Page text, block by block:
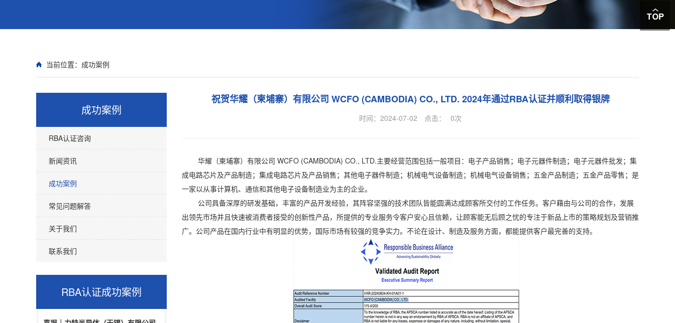
当前位置： 成功案例
成功案例
RBA认证咨询
新闻资讯
成功案例
常见问题解答
关于我们
联系我们
RBA认证成功案例
祝贺华耀（柬埔寨）有限公司 WCFO (CAMBODIA) CO., LTD. 2024年通过RBA认证并顺利取得银牌
时间：2024-07-02 点击： 0次
华耀（柬埔寨）有限公司 WCFO (CAMBODIA) CO., LTD.主要经营范围包括一般项目：电子产品销售；电子元器件制造；电子元器件批发；集
成电路芯片及产品制造；集成电路芯片及产品销售；其他电子器件制造；机械电气设备制造；机械电气设备销售；五金产品制造；五金产品零售；是
一家以从事计算机、通信和其他电子设备制造业为主的企业。
公司具备深厚的研发基础，丰富的产品开发经验，其阵容坚强的技术团队皆能圆满达成顾客所交付的工作任务。客户藉由与公司的合作，发展
出领先市场并且快速被消费者接受的创新性产品，所提供的专业服务令客户安心且信赖，让顾客能无后顾之忧的专注于新品上市的策略规划及营销推
广。公司产品在国内行业中有明显的优势，国际市场有较强的竞争实力。不论在设计、制造及服务方面，都能提供客户最完善的支持。